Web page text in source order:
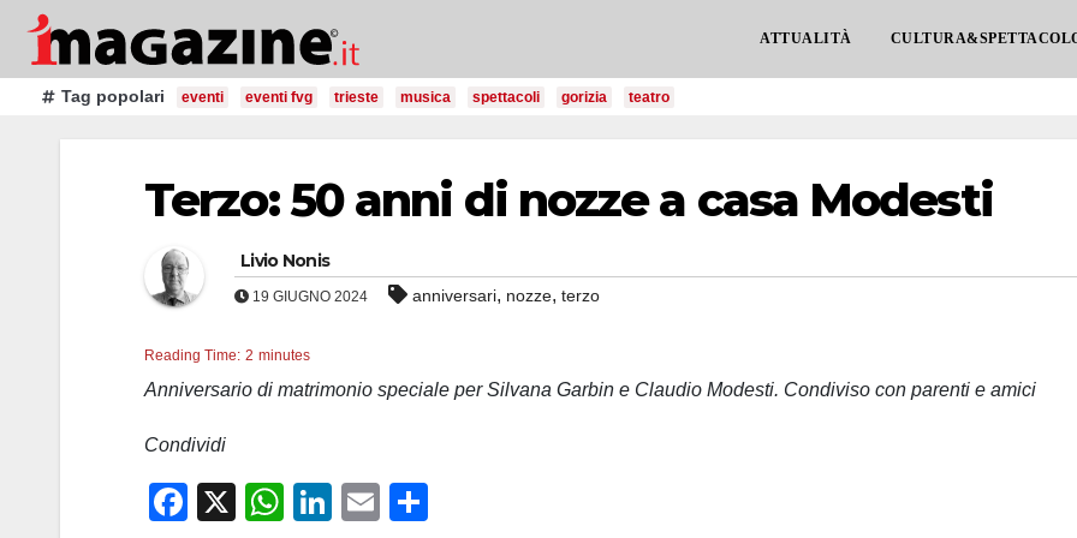
Salta
contenuto
ATTUALITÀ
Tag popolari eventi eventi fvg trieste musica spettacoli gorizia teatro
Terzo: 50 anni di nozze a casa Modesti
Livio Nonis
19 GIUGNO 2024 anniversari, nozze, terzo
Reading Time: 2 minutes
Anniversario di matrimonio speciale per Silvana Garbin e Claudio Modesti. Condiviso con parenti e amici
Condividi
F
X
W
Li
E